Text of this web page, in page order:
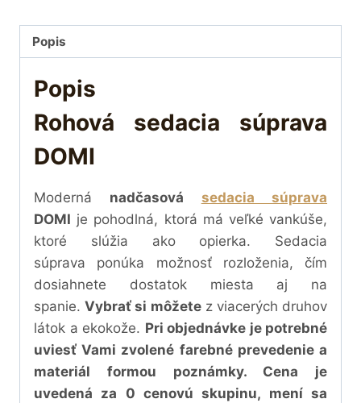
Popis
Popis
Rohová sedacia súprava
DOMI
Moderná nadčasová sedacia súprava
DOMI je pohodlná, ktorá má veľké vankúše,
ktoré slúžia ako opierka. Sedacia
súprava ponúka možnosť rozloženia, čím
dosiahnete dostatok miesta aj na
spanie.Vybrať si môžetez viacerých druhov
látok a ekokože. Pri objednávke je potrebné
uviesť Vami zvolené farebné prevedenie a
materiál formou poznámky. Cena je
uvedená za 0 cenovú skupinu, mení sa